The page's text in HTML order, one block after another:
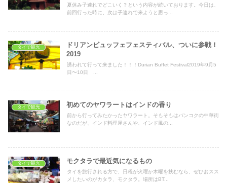
夏休み子連れでどこいく？という内容が続いております。今日は、
前回行った時に、次は子連れで来ようと思っ...
タイで観光
ドリアンビュッフェフェスティバル、ついに参戦！
2019
誘われて行って来ました！！！Durian Buffet Festival2019年9月5
日〜10日 ...
タイで観光 初めてのヤワラートはインドの香り
前から行ってみたかったヤワラート。そもそもはバンコクの中華街
なのだが、インド料理屋さんや、インド風の...
タイで観光 モクタラで最近気になるもの
タイを旅行される方で、日程が火曜か木曜を挟むなら、ぜひおスス
メしたいのがカタラ、モクタラ。場所はBT...